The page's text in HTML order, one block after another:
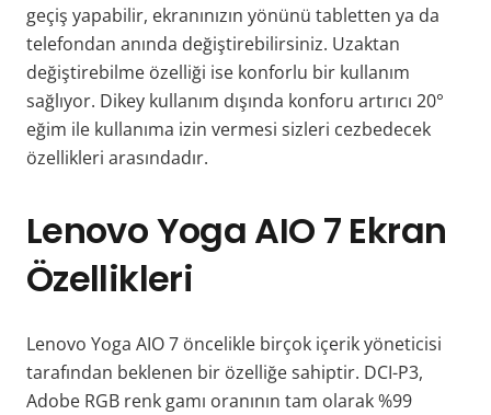
geçiş yapabilir, ekranınızın yönünü tabletten ya da
telefondan anında değiştirebilirsiniz. Uzaktan
değiştirebilme özelliği ise konforlu bir kullanım
sağlıyor. Dikey kullanım dışında konforu artırıcı 20°
eğim ile kullanıma izin vermesi sizleri cezbedecek
özellikleri arasındadır.
Lenovo Yoga AIO 7 Ekran
Özellikleri
Lenovo Yoga AIO 7 öncelikle birçok içerik yöneticisi
tarafından beklenen bir özelliğe sahiptir. DCI-P3,
Adobe RGB renk gamı oranının tam olarak %99